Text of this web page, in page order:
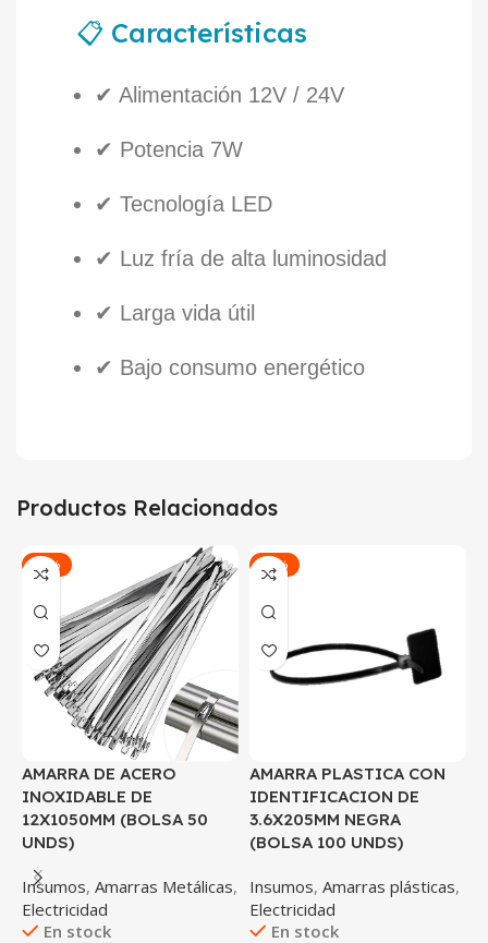
📋 Características
✔ Alimentación 12V / 24V
✔ Potencia 7W
✔ Tecnología LED
✔ Luz fría de alta luminosidad
✔ Larga vida útil
✔ Bajo consumo energético
Productos Relacionados
-42%
AMARRA DE ACERO
INOXIDABLE DE
12X1050MM (BOLSA 50
UNDS)
Insumos, Amarras Metálicas,
Electricidad
En stock
-45%
AMARRA PLASTICA CON
IDENTIFICACION DE
3.6X205MM NEGRA
(BOLSA 100 UNDS)
Insumos, Amarras plásticas,
Electricidad
En stock